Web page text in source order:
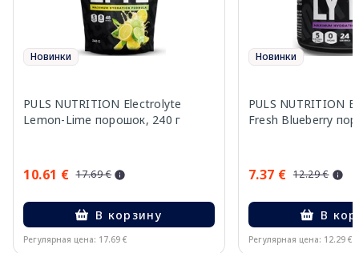
Новинки
PULS NUTRITION Electrolyte
Lemon-Lime порошок, 240 г
10.61 € 17.69 €
В корзину
Регулярная цена: 17.69 €
Новинки
PULS NUTRITION
Fresh Blueberry
7.37 € 12.29 €
В
Регулярная цена: 12.29 €